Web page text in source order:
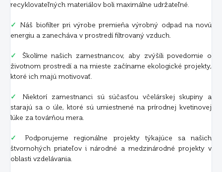
recyklovateľných materiálov boli maximálne udržateľné.
✓ Náš biofilter pri výrobe premieňa výrobný odpad na novú
energiu a zanecháva v prostredí filtrovaný vzduch.
✓
Školíme našich zamestnancov, aby zvýšili povedomie o
životnom prostredí a na mieste začíname ekologické projekty,
ktoré ich majú motivovať.
✓
Niektorí zamestnanci sú súčasťou včelárskej skupiny a
starajú sa o úle, ktoré sú umiestnené na prírodnej kvetinovej
lúke za továrňou mera.
✓
Podporujeme regionálne projekty týkajúce sa našich
štvornohých priateľov i národné a medzinárodné projekty v
oblasti vzdelávania.